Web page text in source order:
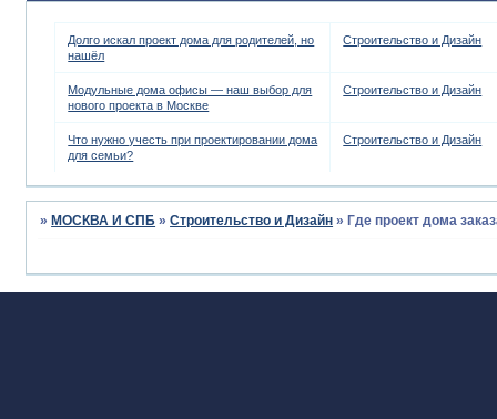
Долго искал проект дома для родителей, но
нашёл
Строительство и Дизайн
Модульные дома офисы — наш выбор для
нового проекта в Москве
Строительство и Дизайн
Что нужно учесть при проектировании дома
для семьи?
Строительство и Дизайн
» МОСКВА И СПБ »Строительство и Дизайн » Где проект дома